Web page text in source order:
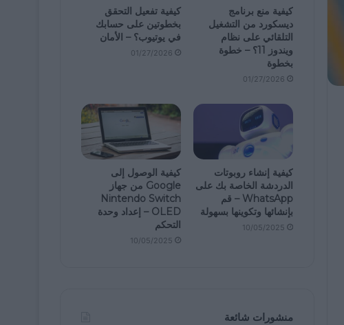
كيفية منع برنامج
ديسكورد من التشغيل
التلقائي على نظام
ويندوز 11؟ – خطوة
بخطوة
01/27/2026
كيفية تفعيل التحقق
بخطوتين على حسابك
في يوتيوب؟ – الأمان
01/27/2026
كيفية إنشاء روبوتات
الدردشة الخاصة بك على
WhatsApp – قم
بإنشائها وتكوينها بسهولة
10/05/2025
كيفية الوصول إلى
Google من جهاز
Nintendo Switch
OLED – إعداد وحدة
التحكم
10/05/2025
منشورات شائعة